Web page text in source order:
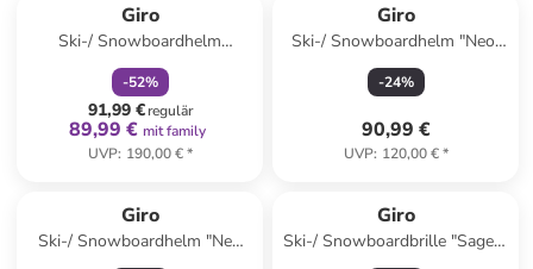
Giro
Ski-/ Snowboardhelm
"Jackson" in Weiß
-52%
91,99 €regulär
89,99 € mit family
UVP: 190,00 €*
Giro
Ski-/ Snowboardhelm "Neo"
in Lila/ Hellblau
-24%
90,99 €
UVP: 120,00 €*
Giro
Ski-/ Snowboardhelm "Neo
Giro
Ski-/ Snowboardbrille "Sagen"